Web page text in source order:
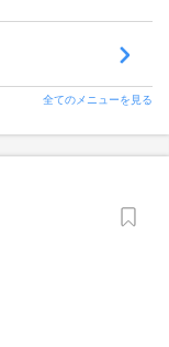
全てのメニューを見る